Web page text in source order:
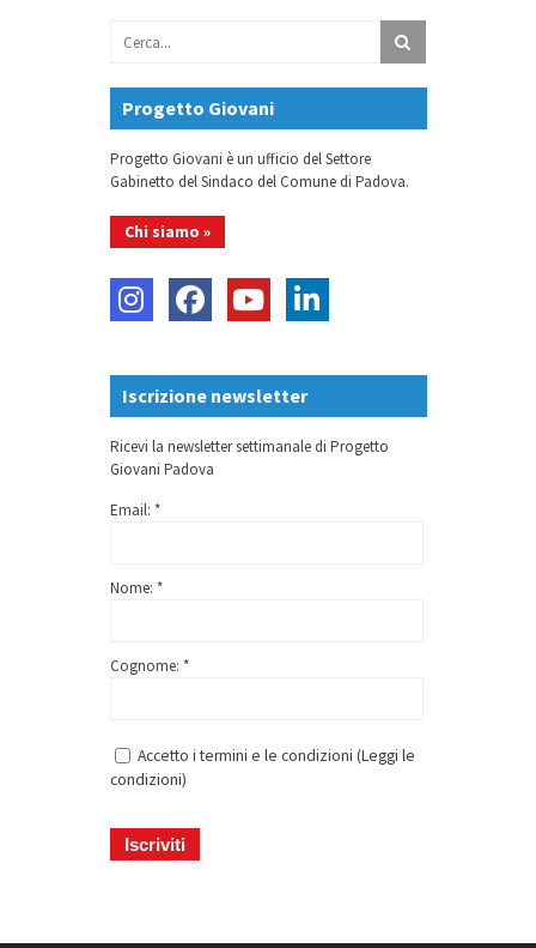
Progetto Giovani
Progetto Giovani è un ufficio del Settore
Gabinetto del Sindaco del Comune di Padova.
Chi siamo »
Iscrizione newsletter
Ricevi la newsletter settimanale di Progetto
Giovani Padova
Email: *
Nome: *
Cognome: *
Accetto i termini e le condizioni (Leggi le
condizioni)